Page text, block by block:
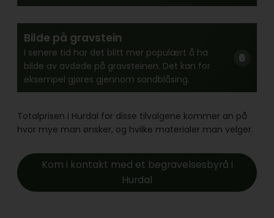
Bilde på gravstein
I senere tid har det blitt mer populært å ha
bilde av avdøde på gravsteinen. Det kan for
eksempel gjøres gjennom sandblåsing.
Totalprisen i Hurdal for disse tilvalgene kommer an på
hvor mye man ønsker, og hvilke materialer man velger.
Kom i kontakt med et begravelsesbyrå i
Hurdal